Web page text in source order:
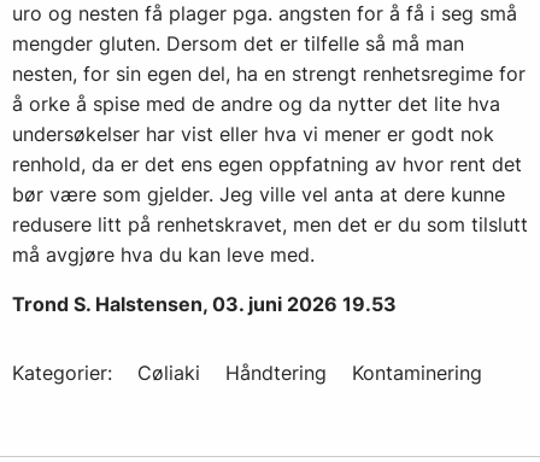
uro og nesten få plager pga. angsten for å få i seg små
mengder gluten. Dersom det er tilfelle så må man
nesten, for sin egen del, ha en strengt renhetsregime for
å orke å spise med de andre og da nytter det lite hva
undersøkelser har vist eller hva vi mener er godt nok
renhold, da er det ens egen oppfatning av hvor rent det
bør være som gjelder. Jeg ville vel anta at dere kunne
redusere litt på renhetskravet, men det er du som tilslutt
må avgjøre hva du kan leve med.
Trond S. Halstensen, 03. juni 2026 19.53
Kategorier: Cøliaki Håndtering Kontaminering